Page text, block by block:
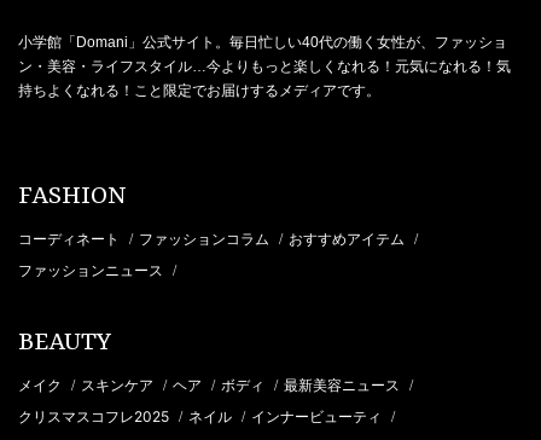
小学館「Domani」公式サイト。毎日忙しい40代の働く女性が、ファッショ
ン・美容・ライフスタイル…今よりもっと楽しくなれる！元気になれる！気
持ちよくなれる！こと限定でお届けするメディアです。
FASHION
コーディネート / ファッションコラム / おすすめアイテム /
ファッションニュース /
BEAUTY
メイク / スキンケア / ヘア / ボディ / 最新美容ニュース /
クリスマスコフレ2025 / ネイル / インナービューティ /